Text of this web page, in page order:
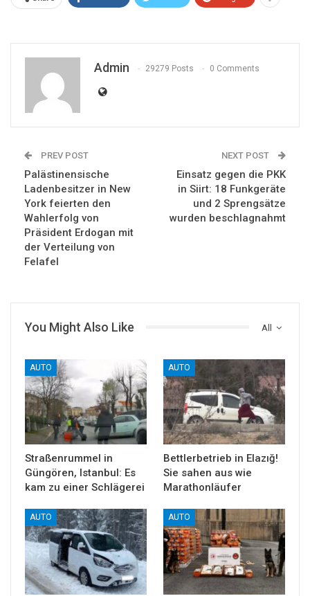
Admin 29279 Posts 0 Comments
PREV POST
Palästinensische
Ladenbesitzer in New
York feierten den
Wahlerfolg von
Präsident Erdogan mit
der Verteilung von
Felafel
NEXT POST
Einsatz gegen die PKK
in Siirt: 18 Funkgeräte
und 2 Sprengsätze
wurden beschlagnahmt
All
You Might Also Like
AUTO
Straßenrummel in
Güngören, Istanbul: Es
kam zu einer Schlägerei
AUTO
Bettlerbetrieb in Elazığ!
Sie sahen aus wie
Marathonläufer
AUTO AUTO